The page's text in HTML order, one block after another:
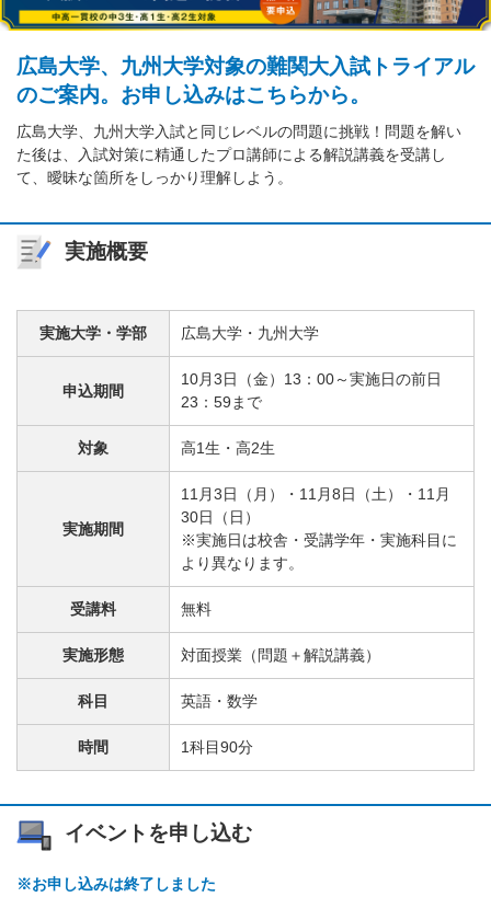
広島大学、九州大学対象の難関大入試トライアル
のご案内。お申し込みはこちらから。
広島大学、九州大学入試と同じレベルの問題に挑戦！問題を解い
た後は、入試対策に精通したプロ講師による解説講義を受講し
て、曖昧な箇所をしっかり理解しよう。
実施概要
実施大学・学部 広島大学・九州大学
申込期間
10月3日（金）13：00～実施日の前日
23：59まで
対象 高1生・高2生
実施期間
11月3日（月）・11月8日（土）・11月
30日（日）
※実施日は校舎・受講学年・実施科目に
より異なります。
受講料 無料
実施形態 対面授業（問題＋解説講義）
科目 英語・数学
時間 1科目90分
イベントを申し込む
※お申し込みは終了しました